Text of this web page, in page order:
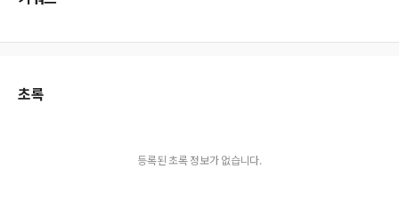
초록
등록된 초록 정보가 없습니다.